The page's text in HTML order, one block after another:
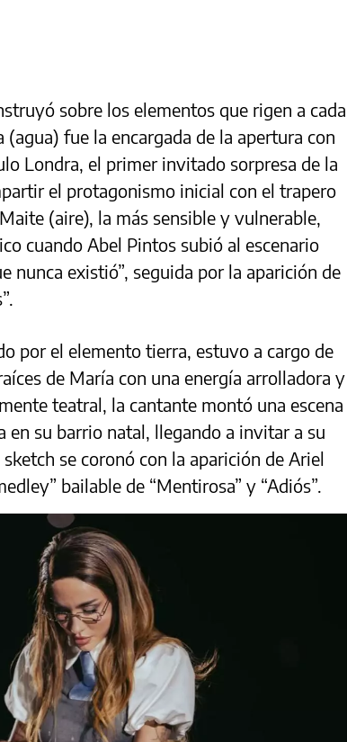
sobre los elementos que rigen a cada
fue la encargada de la apertura con
Londra, el primer invitado sorpresa de la
el protagonismo inicial con el trapero
(aire), la más sensible y vulnerable,
cuando Abel Pintos subió al escenario
nunca existió”, seguida por la aparición de
por el elemento tierra, estuvo a cargo de
de María con una energía arrolladora y
teatral, la cantante montó una escena
en su barrio natal, llegando a invitar a su
se coronó con la aparición de Ariel
bailable de “Mentirosa” y “Adiós”.